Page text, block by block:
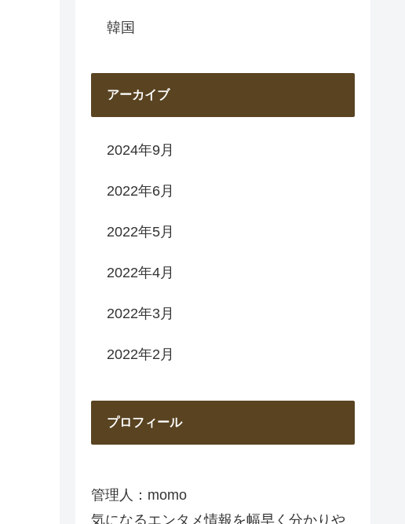
韓国
アーカイブ
2024年9月
2022年6月
2022年5月
2022年4月
2022年3月
2022年2月
プロフィール
管理人：momo
気になるエンタメ情報を幅早く分かりや